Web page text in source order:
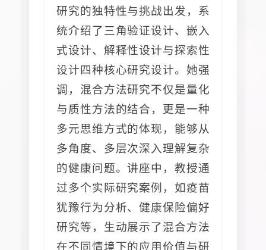
研究的独特性与挑战出发，系
统介绍了三角验证设计、嵌入
式设计、解释性设计与探索性
设计四种核心研究设计。她强
调，混合方法研究不仅是量化
与质性方法的结合，更是一种
多元思维方式的体现，能够从
多角度、多层次深入理解复杂
的健康问题。讲座中，教授通
过多个实际研究案例，如疫苗
犹豫行为分析、健康保险偏好
研究等，生动展示了混合方法
在不同情境下的应用价值与研